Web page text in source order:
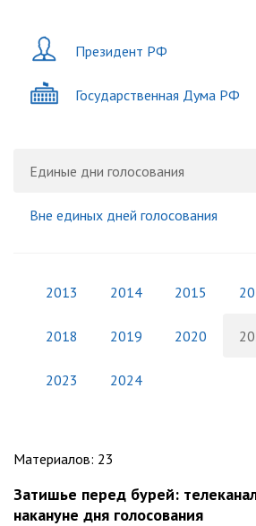
Президент РФ
Государственная Дума РФ
Единые дни голосования
Вне единых дней голосования
2013 2014 2015
2018 2019 2020
2023 2024
Материалов: 23
Затишье перед бурей:
накануне дня голосования